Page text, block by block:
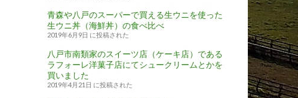
青森や八戸のスーパーで買える生ウニを使った
生ウニ丼（海鮮丼）の食べ比べ
2019年6月9日 に投稿された
八戸市南類家のスイーツ店（ケーキ店）である
ラフォーレ洋菓子店にてシュークリームとかを
買いました
2019年4月21日 に投稿された